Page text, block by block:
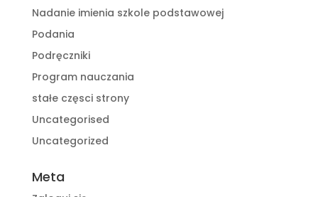
Nadanie imienia szkole podstawowej
Podania
Podręczniki
Program nauczania
stałe częsci strony
Uncategorised
Uncategorized
Meta